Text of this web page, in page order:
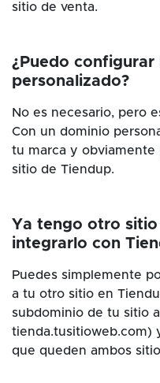
sitio de venta.
¿Puedo
personalizado?
No es necesario, pero
Con un dominio
tu marca y
sitio de Tiendup.
Ya tengo otro
integrarlo con
Puedes simplemente
a tu otro sitio en
subdominio de tu sitio
tienda.tusitioweb.com)
que queden ambos